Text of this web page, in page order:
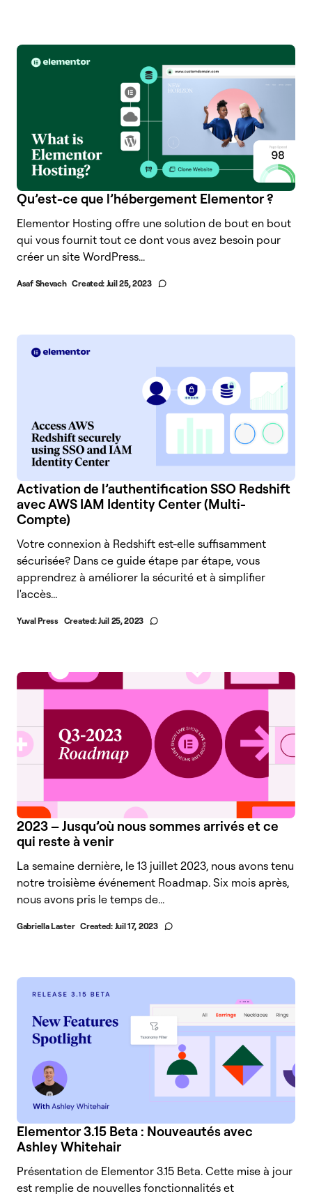
Qu’est-ce que l’hébergement Elementor ?
Elementor Hosting offre une solution de bout en bout
qui vous fournit tout ce dont vous avez besoin pour
créer un site WordPress...
Asaf Shevach Created: Juil 25, 2023
Activation de l’authentification SSO Redshift
avec AWS IAM Identity Center (Multi-
Compte)
Votre connexion à Redshift est-elle suffisamment
sécurisée? Dans ce guide étape par étape, vous
apprendrez à améliorer la sécurité et à simplifier
l'accès...
Yuval Press Created:Juil 25, 2023
2023 – Jusqu’où nous sommes arrivés et ce
qui reste à venir
La semaine dernière, le 13 juillet 2023, nous avons tenu
notre troisième événement Roadmap. Six mois après,
nous avons pris le temps de...
Gabriella Laster Created: Juil 17, 2023
Elementor 3.15 Beta : Nouveautés avec
Ashley Whitehair
Présentation de Elementor 3.15 Beta. Cette mise à jour
est remplie de nouvelles fonctionnalités et